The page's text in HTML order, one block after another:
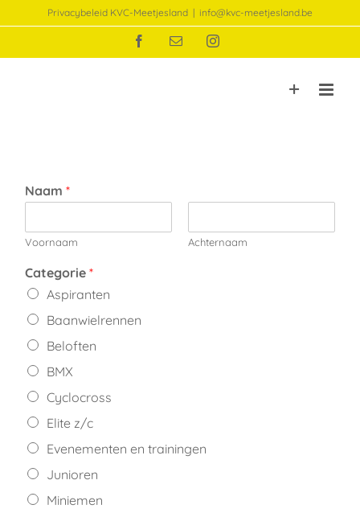
naar
Privacybeleid KVC-Meetjesland | info@kvc-meetjesland.be
Facebook
E-
Instagram
Naam *
Voornaam Achternaam
Categorie *
Aspiranten
Baanwielrennen
Beloften
BMX
Cyclocross
Elite z/c
Evenementen en trainingen
Junioren
Miniemen